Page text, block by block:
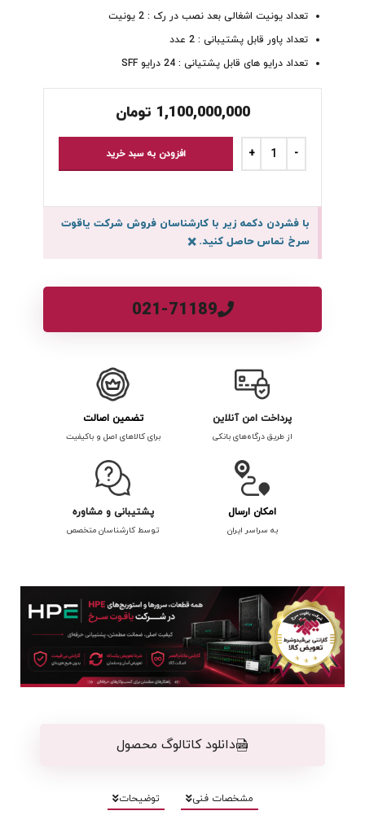
تعداد یونیت اشغالی بعد نصب در رک : 2 یونیت
تعداد پاور قابل پشتیبانی : 2 عدد
تعداد درایو های قابل پشتیانی : 24 درایو SFF
1,100,000,000 تومان
افزودن به سبد خرید
با فشردن دکمه زیر با کارشناسان فروش شرکت یاقوت
سرخ تماس حاصل کنید.×
021-71189
پرداخت امن آنلاین
از طریق درگاه‌های بانکی
تضمین اصالت
برای کالاهای اصل و باکیفیت
امکان ارسال
به سراسر ایران
پشتیبانی و مشاوره
توسط کارشناسان متخصص
دانلود کاتالوگ محصول
مشخصات فنی توضیحات